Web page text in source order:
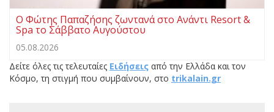
Ο Φώτης Παπαζήσης ζωντανά στο Ανάντι Resort &
Spa το Σάββατο Αυγούστου
05.08.2026
Δείτε όλες τις τελευταίες Ειδήσεις από την Ελλάδα και τον
Κόσμο, τη στιγμή που συμβαίνουν, στο trikalain.gr